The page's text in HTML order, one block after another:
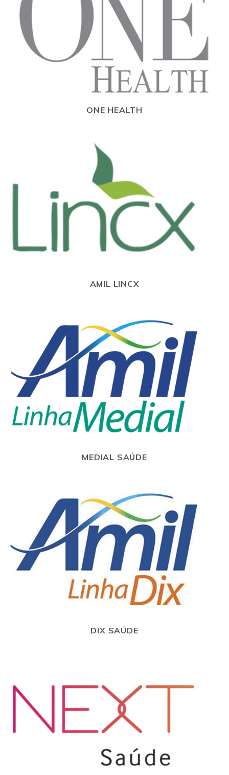
ONE HEALTH
AMIL LINCX
MEDIAL SAÚDE
DIX SAÚDE